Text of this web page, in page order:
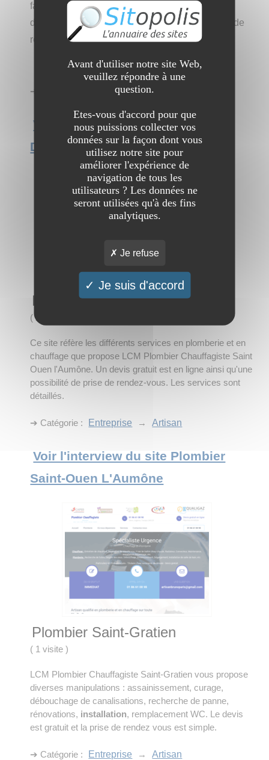
façon à ce que le client repèrent son besoin. Le
devis est gratuit directement sur le site. La prise de
rendez vous est facile en ligne.
➔ Catégorie : Entreprise → Artisan
Voir l'interview du site Plombier
Deuil-la-Barre
Plombier Saint-Ouen L'Aumône
(2 visites
Ce site réfère les différents services en plomberie et en
chauffage que propose LCM Plombier Chauffagiste Saint
Ouen l'Aumône. Un devis gratuit est en ligne ainsi qu'une
possibilité de prise de rendez-vous. Les services sont
détaillés.
➔ Catégorie : Entreprise → Artisan
Voir l'interview du site Plombier
Saint-Ouen L'Aumône
Plombier Saint-Gratien
( 1 visite)
LCM Plombier Chauffagiste Saint-Gratien vous propose
diverses manipulations : assainissement, curage,
débouchage de canalisations, recherche de panne,
rénovations, installation, remplacement WC. Le devis
est gratuit et la prise de rendez vous est simple.
➔ Catégorie : Entreprise → Artisan
Avant d'utiliser notre site Web,
veuillez répondre à une
question.
Etes-vous d'accord pour que
nous puissions collecter vos
données sur la façon dont vous
utilisez notre site pour
améliorer l'expérience de
navigation de tous les
utilisateurs ? Les données ne
seront utilisées qu'à des fins
analytiques.
Je refuse
Je suis d'accord